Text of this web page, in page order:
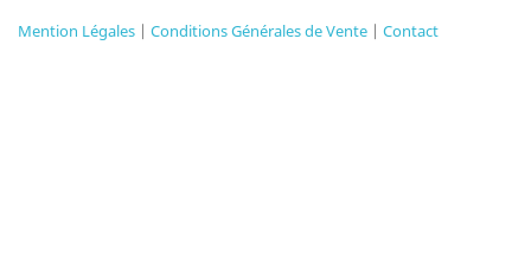
Mention Légales | Conditions Générales de Vente | Contact